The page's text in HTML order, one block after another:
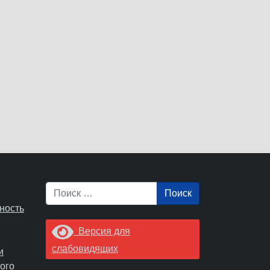
Поиск
Версия для
слабовидящих